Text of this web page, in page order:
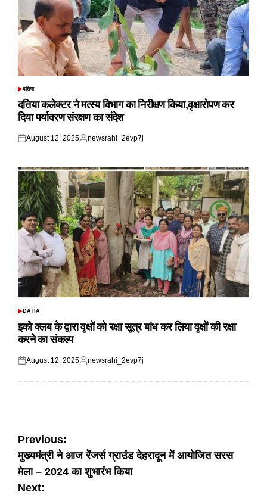
POSTED
दतिया
दतिया कलेक्टर ने मत्स्य विभाग का निरीक्षण किया,वृक्षारोपण कर
दिया पर्यावरण संरक्षण का संदेश
Posted
August 12, 2025
Posted
newsrahi_2evp7j
POSTED
DATIA
इको क्लब के द्वारा वृक्षों को रक्षा सूत्र बांध कर लिया वृक्षों की रक्षा
करने का संकल्प
Posted
August 12, 2025
Posted
newsrahi_2evp7j
Post
navigation
Previous:
मुख्यमंत्री ने आज रेंजर्स ग्राउंड देहरादून में आयोजित सरस
मेला – 2024 का शुभारंभ किया
Next: